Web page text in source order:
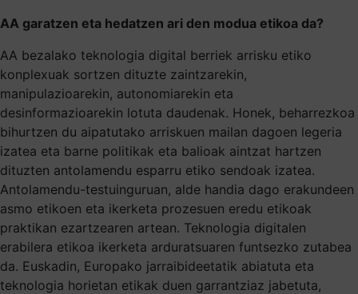
AA garatzen eta hedatzen ari den modua etikoa da?
AA bezalako teknologia digital berriek arrisku etiko
konplexuak sortzen dituzte zaintzarekin,
manipulazioarekin, autonomiarekin eta
desinformazioarekin lotuta daudenak. Honek, beharrezkoa
bihurtzen du aipatutako arriskuen mailan dagoen legeria
izatea eta barne politikak eta balioak aintzat hartzen
dituzten antolamendu esparru etiko sendoak izatea.
Antolamendu-testuinguruan, alde handia dago erakundeen
asmo etikoen eta ikerketa prozesuen eredu etikoak
praktikan ezartzearen artean. Teknologia digitalen
erabilera etikoa ikerketa arduratsuaren funtsezko zutabea
da. Euskadin, Europako jarraibideetatik abiatuta eta
teknologia horietan etikak duen garrantziaz jabetuta,